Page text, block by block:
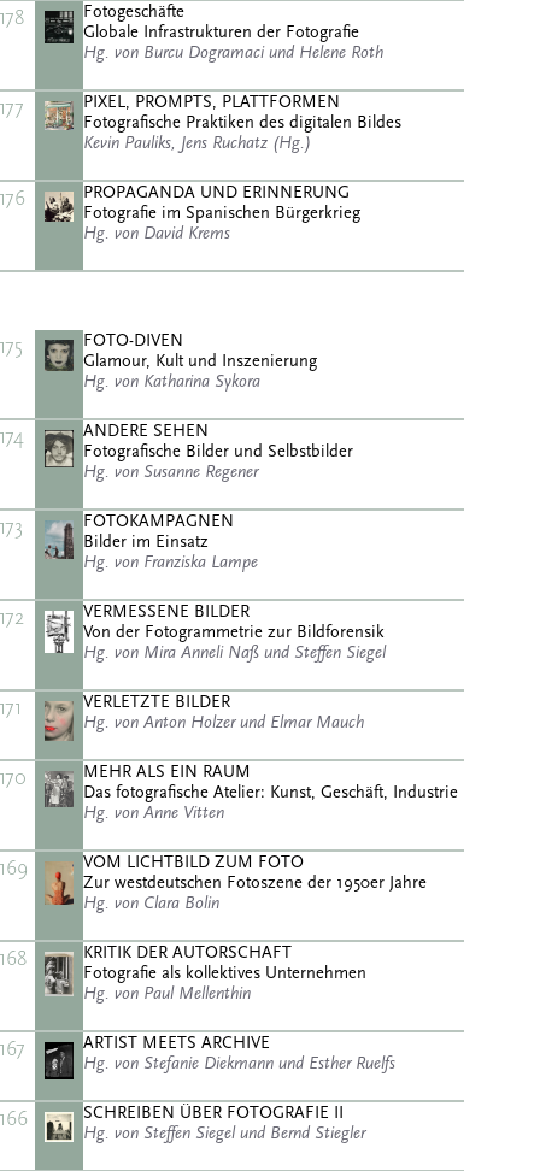
178
Fotogeschäfte
Globale Infrastrukturen der Fotografie
Hg. von Burcu Dogramaci und Helene Roth
177
PIXEL, PROMPTS, PLATTFORMEN
Fotografische Praktiken des digitalen Bildes
Kevin Pauliks, Jens Ruchatz (Hg.)
176
PROPAGANDA UND ERINNERUNG
Fotografie im Spanischen Bürgerkrieg
Hg. von David Krems
175
FOTO-DIVEN
Glamour, Kult und Inszenierung
Hg. von Katharina Sykora
174
ANDERE SEHEN
Fotografische Bilder und Selbstbilder
Hg. von Susanne Regener
173
FOTOKAMPAGNEN
Bilder im Einsatz
Hg. von Franziska Lampe
172
VERMESSENE BILDER
Von der Fotogrammetrie zur Bildforensik
Hg. von Mira Anneli Naß und Steffen Siegel
171
VERLETZTE BILDER
Hg. von Anton Holzer und Elmar Mauch
170
MEHR ALS EIN RAUM
Das fotografische Atelier: Kunst, Geschäft, Industrie
Hg. von Anne Vitten
169
VOM LICHTBILD ZUM FOTO
Zur westdeutschen Fotoszene der 1950er Jahre
Hg. von Clara Bolin
168
KRITIK DER AUTORSCHAFT
Fotografie als kollektives Unternehmen
Hg. von Paul Mellenthin
167
ARTIST MEETS ARCHIVE
Hg. von Stefanie Diekmann und Esther Ruelfs
166
SCHREIBEN ÜBER FOTOGRAFIE II
Hg. von Steffen Siegel und Bernd Stiegler